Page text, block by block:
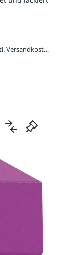
2.803,20 € / Stück inkl. 20 % MwSt., zzgl. evtl. Versandkosten